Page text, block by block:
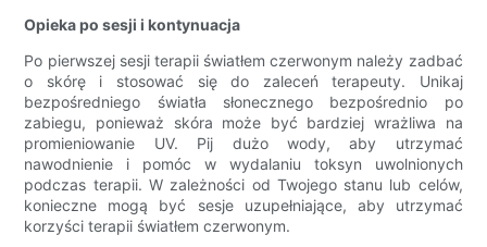
Opieka po sesji i kontynuacja
Po pierwszej sesji terapii światłem czerwonym należy zadbać
o skórę i stosować się do zaleceń terapeuty. Unikaj
bezpośredniego światła słonecznego bezpośrednio po
zabiegu, ponieważ skóra może być bardziej wrażliwa na
promieniowanie UV. Pij dużo wody, aby utrzymać
nawodnienie i pomóc w wydalaniu toksyn uwolnionych
podczas terapii. W zależności od Twojego stanu lub celów,
konieczne mogą być sesje uzupełniające, aby utrzymać
korzyści terapii światłem czerwonym.